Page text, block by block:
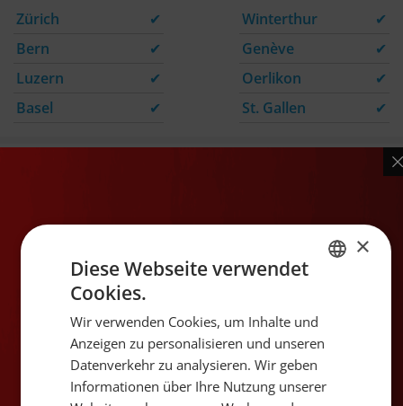
Zürich
✔
Bern
✔
Luzern
✔
Basel
✔
Winterthur
✔
Genève
✔
Oerlikon
✔
St. Gallen
✔
Ciroc Pineapple
Koskenkorva Raspberry
FRENCH
×
Diese Webseite verwendet
Cookies.
Wir verwenden Cookies, um Inhalte und
Anzeigen zu personalisieren und unseren
Datenverkehr zu analysieren. Wir geben
Informationen über Ihre Nutzung unserer